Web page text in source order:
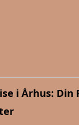
i Århus: Din